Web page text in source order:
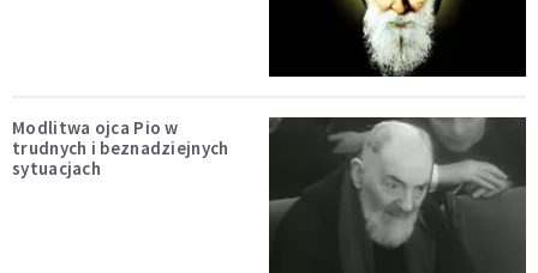
Modlitwa ojca Pio w
trudnych i beznadziejnych
sytuacjach